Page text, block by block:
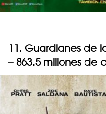
11. Guardianes de
– 863.5 millones de